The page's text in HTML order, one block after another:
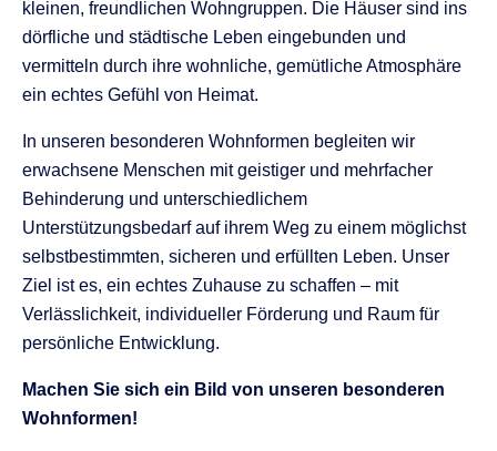
kleinen, freundlichen Wohngruppen. Die Häuser sind ins
dörfliche und städtische Leben eingebunden und
vermitteln durch ihre wohnliche, gemütliche Atmosphäre
ein echtes Gefühl von Heimat.
In unseren besonderen Wohnformen begleiten wir
erwachsene Menschen mit geistiger und mehrfacher
Behinderung und unterschiedlichem
Unterstützungsbedarf auf ihrem Weg zu einem möglichst
selbstbestimmten, sicheren und erfüllten Leben. Unser
Ziel ist es, ein echtes Zuhause zu schaffen – mit
Verlässlichkeit, individueller Förderung und Raum für
persönliche Entwicklung.
Machen Sie sich ein Bild von unseren besonderen
Wohnformen!